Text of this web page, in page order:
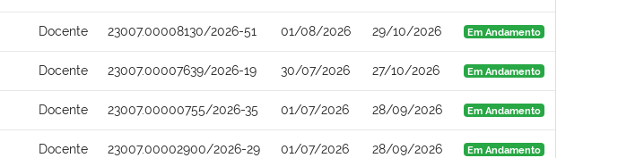
Docente 23007.00008130/2026-51 01/08/2026 29/10/2026 Em Andamento
Docente 23007.00007639/2026-19 30/07/2026 27/10/2026 Em Andamento
Docente 23007.00000755/2026-35 01/07/2026 28/09/2026 Em Andamento
Docente 23007.00002900/2026-29 01/07/2026 28/09/2026 Em Andamento